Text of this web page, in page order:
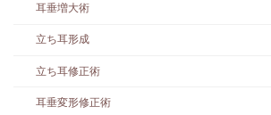
耳垂増大術
立ち耳形成
立ち耳修正術
耳垂変形修正術